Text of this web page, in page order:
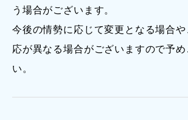
う場合がございます。
今後の情勢に応じて変更となる場合
応が異なる場合がございますので予め
い。